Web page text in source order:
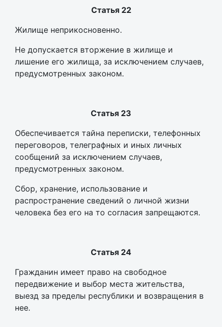
Статья 22
Жилище неприкосновенно.
Не допускается вторжение в жилище и
лишение его жилища, за исключением случаев,
предусмотренных законом.
Статья 23
Обеспечивается тайна переписки, телефонных
переговоров, телеграфных и иных личных
сообщений за исключением случаев,
предусмотренных законом.
Сбор, хранение, использование и
распространение сведений о личной жизни
человека без его на то согласия запрещаются.
Статья 24
Гражданин имеет право на свободное
передвижение и выбор места жительства,
выезд за пределы республики и возвращения в
нее.